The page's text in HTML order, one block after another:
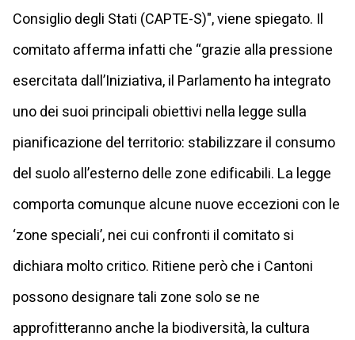
Consiglio degli Stati (CAPTE-S)", viene spiegato. Il
comitato afferma infatti che “grazie alla pressione
esercitata dall’Iniziativa, il Parlamento ha integrato
uno dei suoi principali obiettivi nella legge sulla
pianificazione del territorio: stabilizzare il consumo
del suolo all’esterno delle zone edificabili. La legge
comporta comunque alcune nuove eccezioni con le
‘zone speciali’, nei cui confronti il comitato si
dichiara molto critico. Ritiene però che i Cantoni
possono designare tali zone solo se ne
approfitteranno anche la biodiversità, la cultura